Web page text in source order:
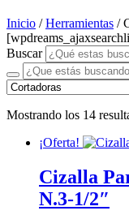
Inicio /Herramientas /
Buscar
Mostrando los 14
¡Oferta!
Cizalla
N.3-1/2″